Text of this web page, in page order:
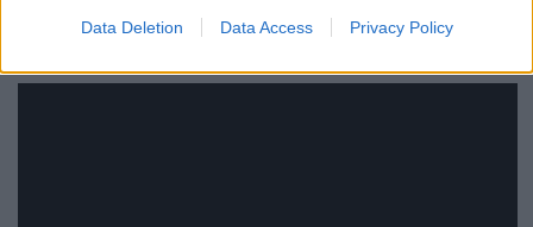
Data Deletion Data Access Privacy Policy